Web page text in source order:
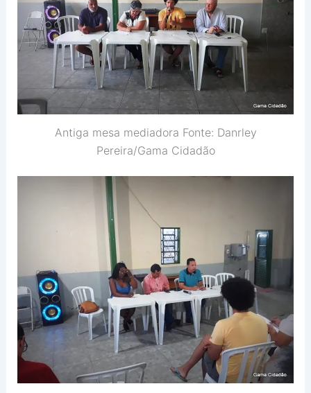
Antiga mesa mediadora Fonte: Danrley
Pereira/Gama Cidadão